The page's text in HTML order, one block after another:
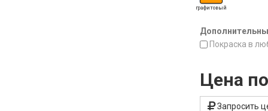
графитовый
Покраска в
Цена
Запросить